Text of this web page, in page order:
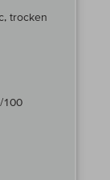
trocken
100